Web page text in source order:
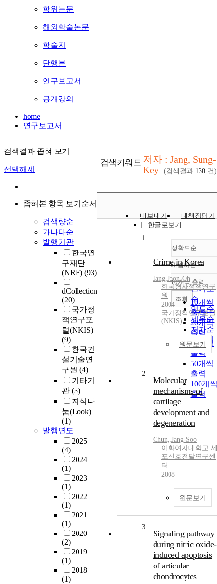
학위논문
해외학술논문
학술지
단행본
연구보고서
공개강의
home
연구보고서
검색결과 좁혀 보기
선택해제
좁혀본 항목 보기순서
검색량순
가나다순
발행기관
한국연
구재단
(NRF) (93)
dCollection
(20)
국가정
책연구포
털(NKIS)
(9)
한국건
설기술연
구원 (4)
기타기
관 (3)
지식나
눔(Look)
(1)
발행연도
2025
(4)
2024
(1)
2023
(1)
2022
(1)
2021
(1)
2020
(2)
2019
(1)
2018
(1)
검색키워드 저자 : Jang, Sung-
Key
(검색결과 130 건)
내보내기
내책장담기
한글로보기
정확도순
정확도
순
인기도
순
연도순
제목순
저자순
발행기
관순
내림차순
내림차
10개씩 출력
10개씩
출력
20개씩
출력
30개씩
출력
50개씩
출력
100개
출력
조회
1
Crime in Korea
Jang,Joon-Oh
한국형사정책연구
원
2004
국가정책연구포털
(NKIS)
원문보기
2
Molecular
mechanisms of
cartilage
development and
degeneration
Chun,,Jang-Soo
이화여자대학교 세
포신호전달연구센
터
2008
원문보기
3
Signaling pathway
during nitric oxide-
induced apoptosis
of articular
chondrocytes